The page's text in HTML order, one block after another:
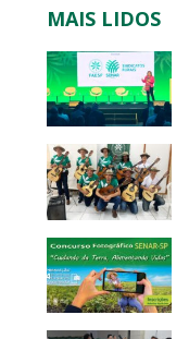
MAIS LIDOS